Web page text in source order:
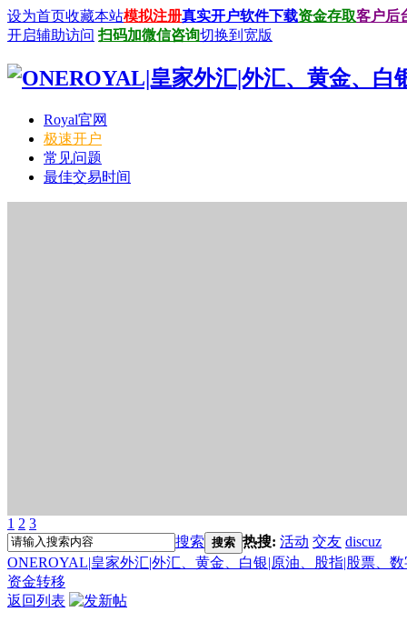
设为首页收藏本站模拟注册真实开户软件下载资金存取客户后
开启辅助访问 扫码加微信咨询切换到宽版
Royal官网
极速开户
常见问题
最佳交易时间
1 2 3
搜索 搜索 热搜: 活动 交友 discuz
ONEROYAL|皇家外汇|外汇、黄金、白银|原油、股指|股票、
资金转移
返回列表